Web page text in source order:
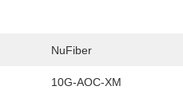
NuFiber
10G-AOC-XM